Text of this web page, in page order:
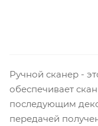
Ручной сканер -
обеспечивает
последующим
передачей